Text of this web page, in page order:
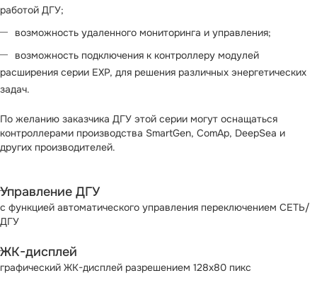
работой ДГУ;
возможность удаленного мониторинга и управления;
возможность подключения к контроллеру модулей
расширения серии EXP, для решения различных энергетических
задач.
По желанию заказчика ДГУ этой серии могут оснащаться
контроллерами производства SmartGen, ComAp, DeepSea и
других производителей.
Управление ДГУ
с функцией автоматического управления переключением СЕТЬ/
ДГУ
ЖК-дисплей
графический ЖК-дисплей разрешением 128х80 пикс